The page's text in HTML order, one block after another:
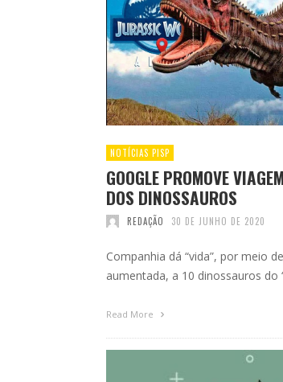
NOTÍCIAS PISP
GOOGLE PROMOVE
DOS DINOSSAUROS
REDAÇÃO 30 DE JUNHO DE 2020
Companhia dá “vida”, por meio
aumentada, a 10 dinossauros do
Read More